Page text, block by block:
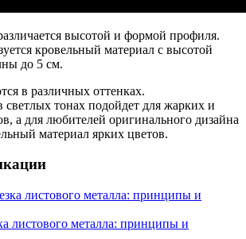
высотой и формой профиля.
кровельный материал с высотой
до 5 см.
в различных оттенках.
светлых тонах подойдет для жарких и
а для любителей оригинального дизайна
материал ярких цветов.
листового металла: принципы и